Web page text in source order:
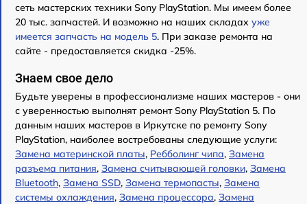
сеть мастерских техники Sony PlayStation. Мы имеем более
20 тыс. запчастей. И возможно на наших складах уже
имеется запчасть на модель 5. При заказе ремонта на
сайте - предоставляется скидка -25%.
Знаем свое дело
Будьте уверены в профессионализме наших мастеров - они
с уверенностью выполнят ремонт Sony PlayStation 5. По
данным наших мастеров в Иркутске по ремонту Sony
PlayStation, наиболее востребованы следующие услуги:
Замена материнской платы, Ребболинг чипа, Замена
разъема питания, Замена считывающей головки, Замена
Bluetooth, Замена SSD, Замена термопасты, Замена
системы охлаждения, Замена процессора, Замена